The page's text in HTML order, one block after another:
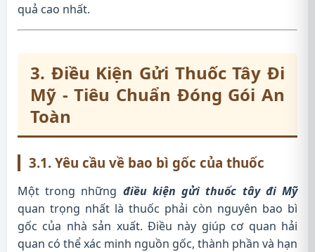
quả cao nhất.
3. Điều Kiện Gửi Thuốc Tây Đi
Mỹ - Tiêu Chuẩn Đóng Gói An
Toàn
3.1. Yêu cầu về bao bì gốc của thuốc
Một trong những điều kiện gửi thuốc tây đi Mỹ
quan trọng nhất là thuốc phải còn nguyên bao bì
gốc của nhà sản xuất. Điều này giúp cơ quan hải
quan có thể xác minh nguồn gốc, thành phần và hạn